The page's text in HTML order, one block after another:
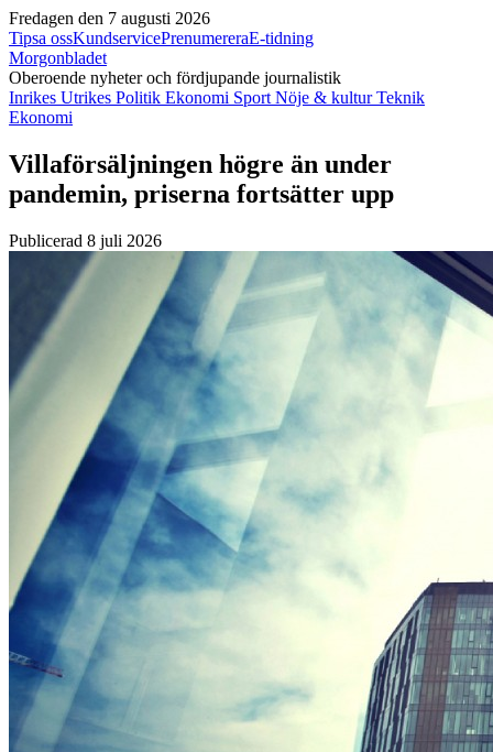
Fredagen den 7 augusti 2026
Tipsa ossKundservicePrenumereraE-tidning
Morgonbladet
Oberoende nyheter och fördjupande journalistik
Inrikes Utrikes Politik Ekonomi Sport Nöje & kulturTeknik
Ekonomi
Villaförsäljningen högre än under
pandemin, priserna fortsätter upp
Publicerad 8 juli 2026